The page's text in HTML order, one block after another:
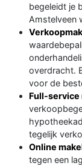
begeleidt je
Amstelveen
overdracht.
voor de
Full-service
tegelijk
Online
tegen een